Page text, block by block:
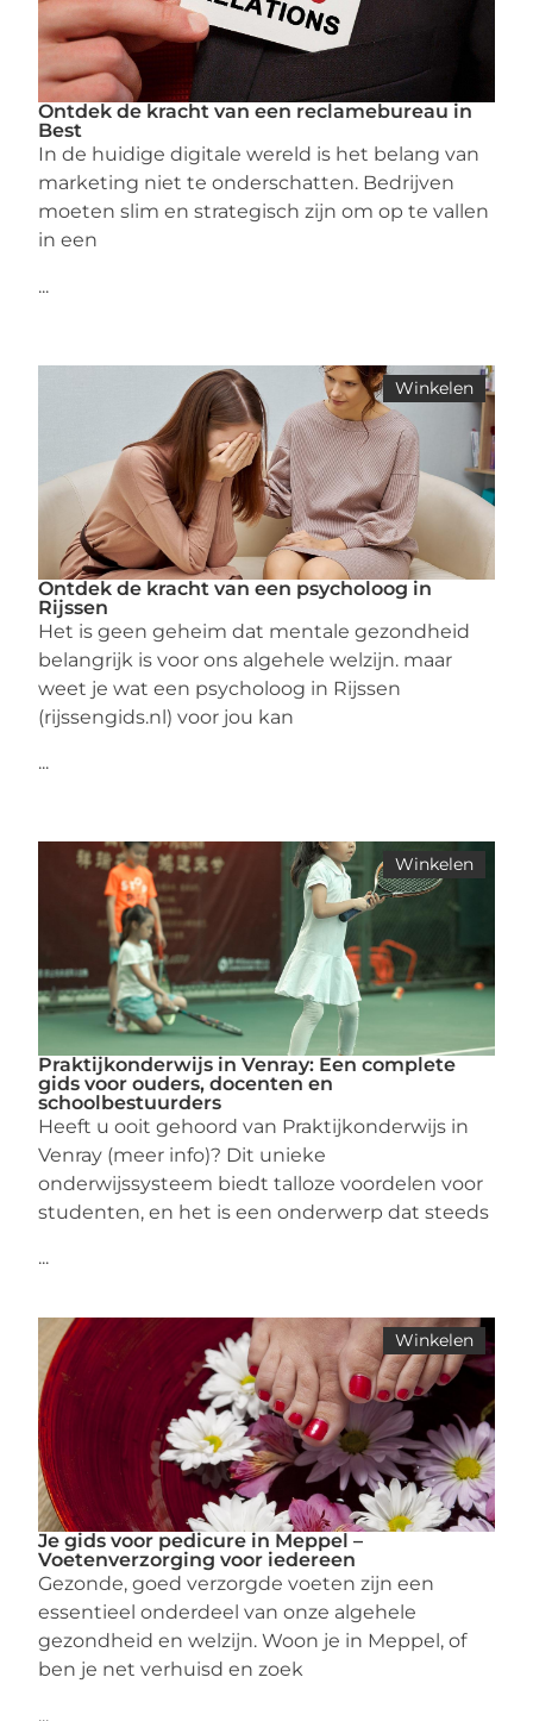
Ontdek de kracht van een reclamebureau in
Best
In de huidige digitale wereld is het belang van
marketing niet te onderschatten. Bedrijven
moeten slim en strategisch zijn om op te vallen
in een
...
Winkelen
Ontdek de kracht van een psycholoog in
Rijssen
Het is geen geheim dat mentale gezondheid
belangrijk is voor ons algehele welzijn. maar
weet je wat een psycholoog in Rijssen
(rijssengids.nl) voor jou kan
...
Winkelen
Praktijkonderwijs in Venray: Een complete
gids voor ouders, docenten en
schoolbestuurders
Heeft u ooit gehoord van Praktijkonderwijs in
Venray (meer info)? Dit unieke
onderwijssysteem biedt talloze voordelen voor
studenten, en het is een onderwerp dat steeds
...
Winkelen
Je gids voor pedicure in Meppel –
Voetenverzorging voor iedereen
Gezonde, goed verzorgde voeten zijn een
essentieel onderdeel van onze algehele
gezondheid en welzijn. Woon je in Meppel, of
ben je net verhuisd en zoek
...